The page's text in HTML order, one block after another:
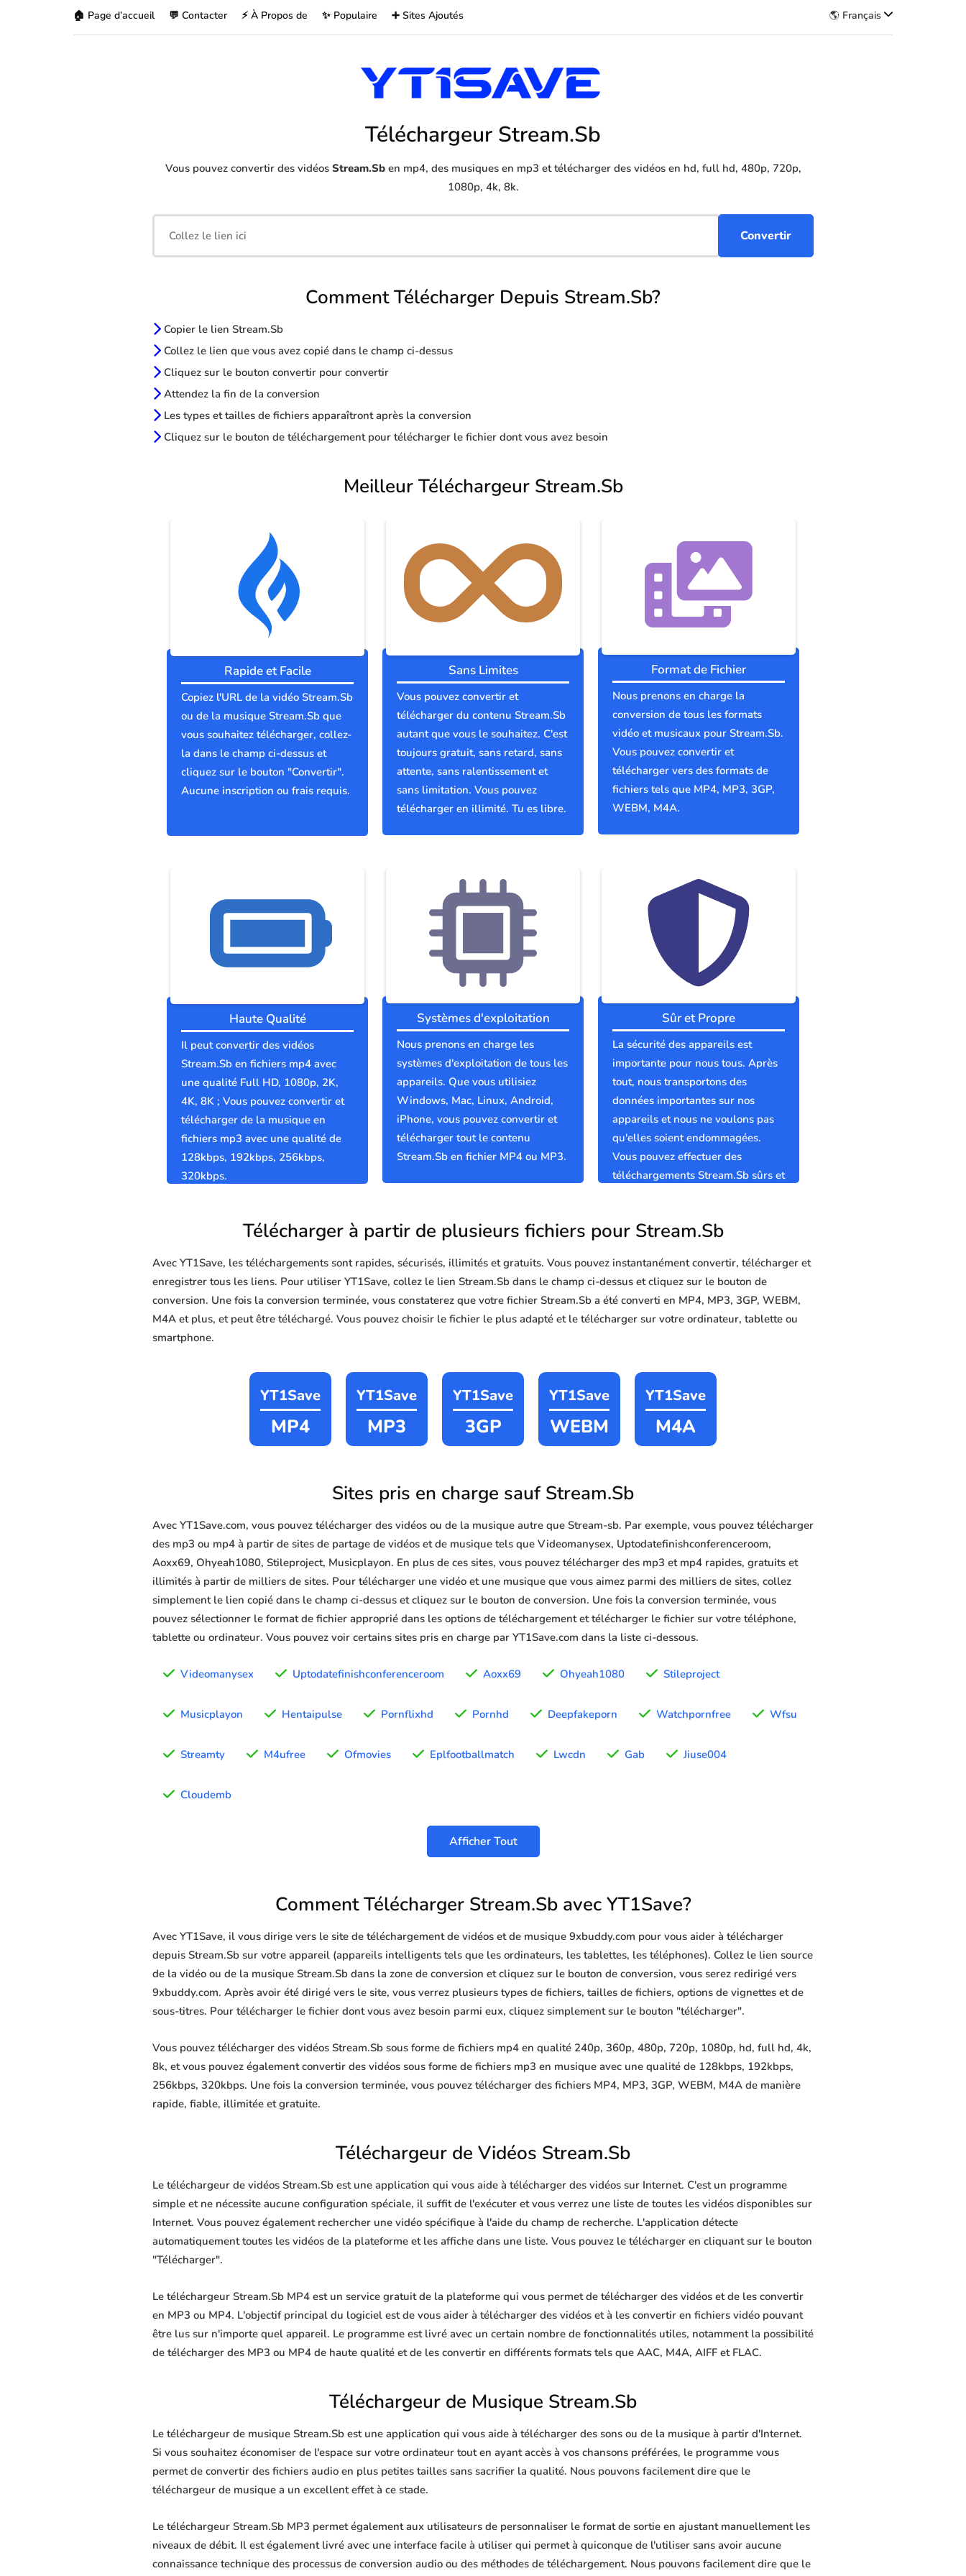
🏠 Page d’accueil 💬 Contacter ⚡ À Propos de ✨ Populaire ➕ Sites Ajoutés 🌎 Français
Téléchargeur Stream.Sb
Vous pouvez convertir des vidéos Stream.Sben mp4, des musiques en mp3 et télécharger des vidéos en hd, full hd, 480p, 720p,
1080p, 4k, 8k.
Comment Télécharger Depuis Stream.Sb?
Copier le lien Stream.Sb
Collez le lien que vous avez copié dans le champ ci-dessus
Cliquez sur le bouton convertir pour convertir
Attendez la fin de la conversion
Les types et tailles de fichiers apparaîtront après la conversion
Cliquez sur le bouton de téléchargement pour télécharger le fichier dont vous avez besoin
Meilleur Téléchargeur Stream.Sb
Rapide et Facile
Copiez l'URL de la vidéo Stream.Sb
ou de la musique Stream.Sb que
vous souhaitez télécharger, collez-
la dans le champ ci-dessus et
cliquez sur le bouton "Convertir".
Aucune inscription ou frais requis.
Sans Limites
Vous pouvez convertir et
télécharger du contenu Stream.Sb
autant que vous le souhaitez. C'est
toujours gratuit, sans retard, sans
attente, sans ralentissement et
sans limitation. Vous pouvez
télécharger en illimité. Tu es libre.
Format de Fichier
Nous prenons en charge la
conversion de tous les formats
vidéo et musicaux pour Stream.Sb.
Vous pouvez convertir et
télécharger vers des formats de
fichiers tels que MP4, MP3, 3GP,
WEBM, M4A.
Haute Qualité
Il peut convertir des vidéos
Stream.Sb en fichiers mp4 avec
une qualité Full HD, 1080p, 2K,
4K, 8K ; Vous pouvez convertir et
télécharger de la musique en
fichiers mp3 avec une qualité de
128kbps, 192kbps, 256kbps,
320kbps.
Systèmes d'exploitation
Nous prenons en charge les
systèmes d'exploitation de tous les
appareils. Que vous utilisiez
Windows, Mac, Linux, Android,
iPhone, vous pouvez convertir et
télécharger tout le contenu
Stream.Sb en fichier MP4 ou MP3.
Sûr et Propre
La sécurité des appareils est
importante pour nous tous. Après
tout, nous transportons des
données importantes sur nos
appareils et nous ne voulons pas
qu'elles soient endommagées.
Vous pouvez effectuer des
téléchargements Stream.Sb sûrs et
Télécharger à partir de plusieurs fichiers pour Stream.Sb
Avec YT1Save, les téléchargements sont rapides, sécurisés, illimités et gratuits. Vous pouvez instantanément convertir, télécharger et
enregistrer tous les liens. Pour utiliser YT1Save, collez le lien Stream.Sb dans le champ ci-dessus et cliquez sur le bouton de
conversion. Une fois la conversion terminée, vous constaterez que votre fichier Stream.Sb a été converti en MP4, MP3, 3GP, WEBM,
M4A et plus, et peut être téléchargé. Vous pouvez choisir le fichier le plus adapté et le télécharger sur votre ordinateur, tablette ou
smartphone.
YT1Save
MP4
YT1Save
MP3
YT1Save
3GP
YT1Save
WEBM
YT1Save
M4A
Sites pris en charge sauf Stream.Sb
Avec YT1Save.com, vous pouvez télécharger des vidéos ou de la musique autre que Stream-sb. Par exemple, vous pouvez télécharger
des mp3 ou mp4 à partir de sites de partage de vidéos et de musique tels que Videomanysex, Uptodatefinishconferenceroom,
Aoxx69, Ohyeah1080, Stileproject, Musicplayon. En plus de ces sites, vous pouvez télécharger des mp3 et mp4 rapides, gratuits et
illimités à partir de milliers de sites. Pour télécharger une vidéo et une musique que vous aimez parmi des milliers de sites, collez
simplement le lien copié dans le champ ci-dessus et cliquez sur le bouton de conversion. Une fois la conversion terminée, vous
pouvez sélectionner le format de fichier approprié dans les options de téléchargement et télécharger le fichier sur votre téléphone,
tablette ou ordinateur. Vous pouvez voir certains sites pris en charge par YT1Save.com dans la liste ci-dessous.
Videomanysex Uptodatefinishconferenceroom Aoxx69 Ohyeah1080 Stileproject
Musicplayon Hentaipulse Pornflixhd Pornhd Deepfakeporn Watchpornfree Wfsu
Streamty M4ufree Ofmovies Eplfootballmatch Lwcdn Gab Jiuse004
Cloudemb
Afficher Tout
Comment Télécharger Stream.Sb avec YT1Save?
Avec YT1Save, il vous dirige vers le site de téléchargement de vidéos et de musique 9xbuddy.com pour vous aider à télécharger
depuis Stream.Sb sur votre appareil (appareils intelligents tels que les ordinateurs, les tablettes, les téléphones). Collez le lien source
de la vidéo ou de la musique Stream.Sb dans la zone de conversion et cliquez sur le bouton de conversion, vous serez redirigé vers
9xbuddy.com. Après avoir été dirigé vers le site, vous verrez plusieurs types de fichiers, tailles de fichiers, options de vignettes et de
sous-titres. Pour télécharger le fichier dont vous avez besoin parmi eux, cliquez simplement sur le bouton "télécharger".
Vous pouvez télécharger des vidéos Stream.Sb sous forme de fichiers mp4 en qualité 240p, 360p, 480p, 720p, 1080p, hd, full hd, 4k,
8k, et vous pouvez également convertir des vidéos sous forme de fichiers mp3 en musique avec une qualité de 128kbps, 192kbps,
256kbps, 320kbps. Une fois la conversion terminée, vous pouvez télécharger des fichiers MP4, MP3, 3GP, WEBM, M4A de manière
rapide, fiable, illimitée et gratuite.
Téléchargeur de Vidéos Stream.Sb
Le téléchargeur de vidéos Stream.Sb est une application qui vous aide à télécharger des vidéos sur Internet. C'est un programme
simple et ne nécessite aucune configuration spéciale, il suffit de l'exécuter et vous verrez une liste de toutes les vidéos disponibles sur
Internet. Vous pouvez également rechercher une vidéo spécifique à l'aide du champ de recherche. L'application détecte
automatiquement toutes les vidéos de la plateforme et les affiche dans une liste. Vous pouvez le télécharger en cliquant sur le bouton
"Télécharger".
Le téléchargeur Stream.Sb MP4 est un service gratuit de la plateforme qui vous permet de télécharger des vidéos et de les convertir
en MP3 ou MP4. L'objectif principal du logiciel est de vous aider à télécharger des vidéos et à les convertir en fichiers vidéo pouvant
être lus sur n'importe quel appareil. Le programme est livré avec un certain nombre de fonctionnalités utiles, notamment la possibilité
de télécharger des MP3 ou MP4 de haute qualité et de les convertir en différents formats tels que AAC, M4A, AIFF et FLAC.
Téléchargeur de Musique Stream.Sb
Le téléchargeur de musique Stream.Sb est une application qui vous aide à télécharger des sons ou de la musique à partir d'Internet.
Si vous souhaitez économiser de l'espace sur votre ordinateur tout en ayant accès à vos chansons préférées, le programme vous
permet de convertir des fichiers audio en plus petites tailles sans sacrifier la qualité. Nous pouvons facilement dire que le
téléchargeur de musique a un excellent effet à ce stade.
Le téléchargeur Stream.Sb MP3 permet également aux utilisateurs de personnaliser le format de sortie en ajustant manuellement les
niveaux de débit. Il est également livré avec une interface facile à utiliser qui permet à quiconque de l'utiliser sans avoir aucune
connaissance technique des processus de conversion audio ou des méthodes de téléchargement. Nous pouvons facilement dire que le